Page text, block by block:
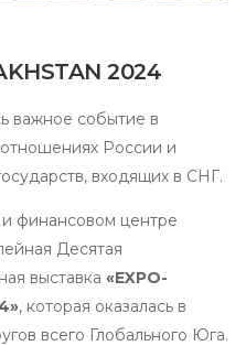
2024
важное событие в
России и
входящих в СНГ.
финансовом центре
Десятая
выставка «EXPO-
, которая оказалась в
всего Глобального Юга.